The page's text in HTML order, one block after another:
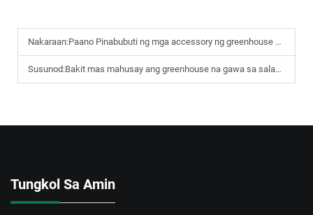
Nakaraan:Paano Pinabubuti ng mga accessory ng greenhouse ang paglago ng mga halaman?
Susunod:Bakit mas mahusay ang greenhouse na gawa sa salamin para sa pagtatanim sa buong taon?
Tungkol Sa Amin